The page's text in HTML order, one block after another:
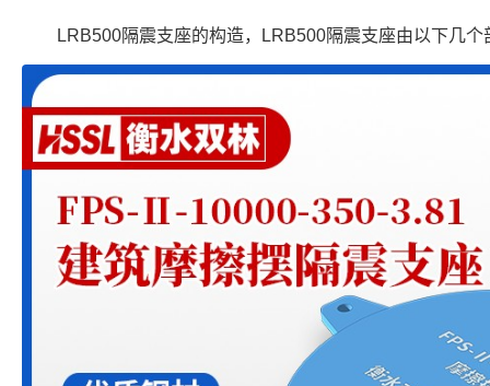
LRB500隔震支座的构造，LRB500隔震支座由以下几个